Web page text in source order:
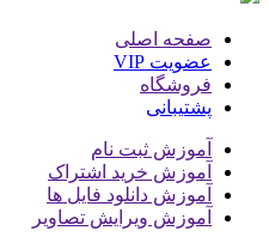
صفحه اصلی
عضویت VIP
فروشگاه
پشتیبانی
آموزش ثبت نام
آموزش خرید اشتراک
آموزش دانلود فایل ها
آموزش ویرایش تصاویر